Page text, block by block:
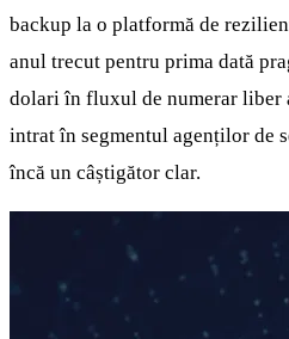
backup la o platformă de
anul trecut pentru prima dată
dolari în fluxul de numerar liber
intrat în segmentul agenților de
încă un câștigător clar.